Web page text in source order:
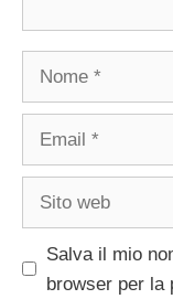
Nome
Email
Sito
Salva il mio
browser per la